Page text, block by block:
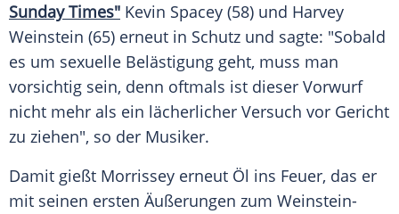
Sunday Times" Kevin Spacey (58) und Harvey
Weinstein (65) erneut in Schutz und sagte: "Sobald
es um sexuelle Belästigung geht, muss man
vorsichtig sein, denn oftmals ist dieser Vorwurf
nicht mehr als ein lächerlicher Versuch vor Gericht
zu ziehen", so der Musiker.
Damit gießt Morrissey erneut Öl ins Feuer, das er
mit seinen ersten Äußerungen zum Weinstein-